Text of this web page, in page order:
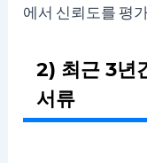
에서 신뢰도를 평
2) 최근 3년
서류